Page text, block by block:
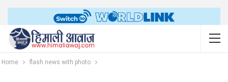
Home flash news with photo